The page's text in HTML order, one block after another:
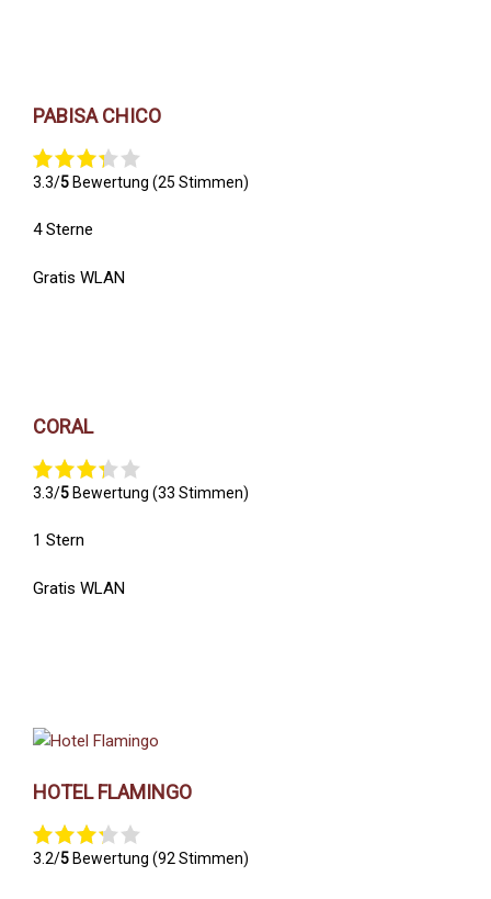
PABISA CHICO
3.3/5 Bewertung (25 Stimmen)
4 Sterne
Gratis WLAN
CORAL
3.3/5 Bewertung (33 Stimmen)
1 Stern
Gratis WLAN
HOTEL FLAMINGO
3.2/5 Bewertung (92 Stimmen)